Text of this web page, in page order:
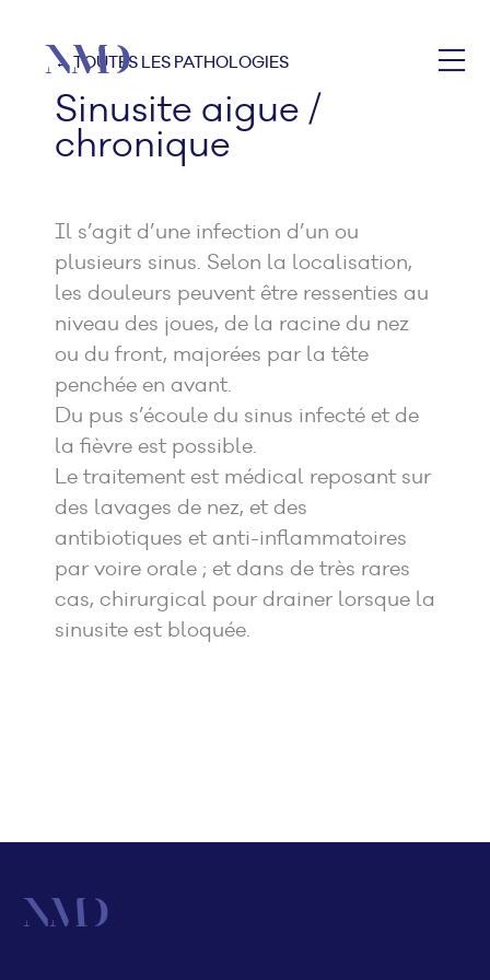
← TOUTES LES PATHOLOGIES
Sinusite aigue /
chronique
Il s’agit d’une infection d’un ou
plusieurs sinus. Selon la localisation,
les douleurs peuvent être ressenties au
niveau des joues, de la racine du nez
ou du front, majorées par la tête
penchée en avant.
Du pus s’écoule du sinus infecté et de
la fièvre est possible.
Le traitement est médical reposant sur
des lavages de nez, et des
antibiotiques et anti-inflammatoires
par voire orale ; et dans de très rares
cas, chirurgical pour drainer lorsque la
sinusite est bloquée.